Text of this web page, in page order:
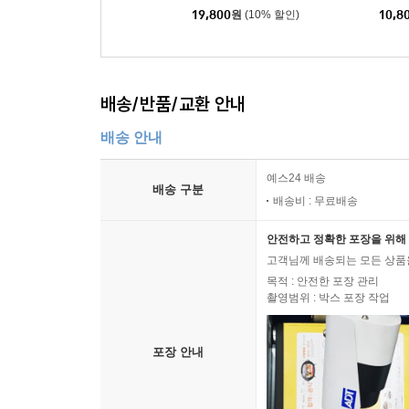
19,800원 (10% 할인)
배송/반품/교환 안내
배송 안내
배송 구분
예스24 배송
배송비 : 무료배송
포장 안내
안전하고 정확한 포장을 위
고객님께 배송되는 모든 상
목적 : 안전한 포장 관리
촬영범위 : 박스 포장 작업